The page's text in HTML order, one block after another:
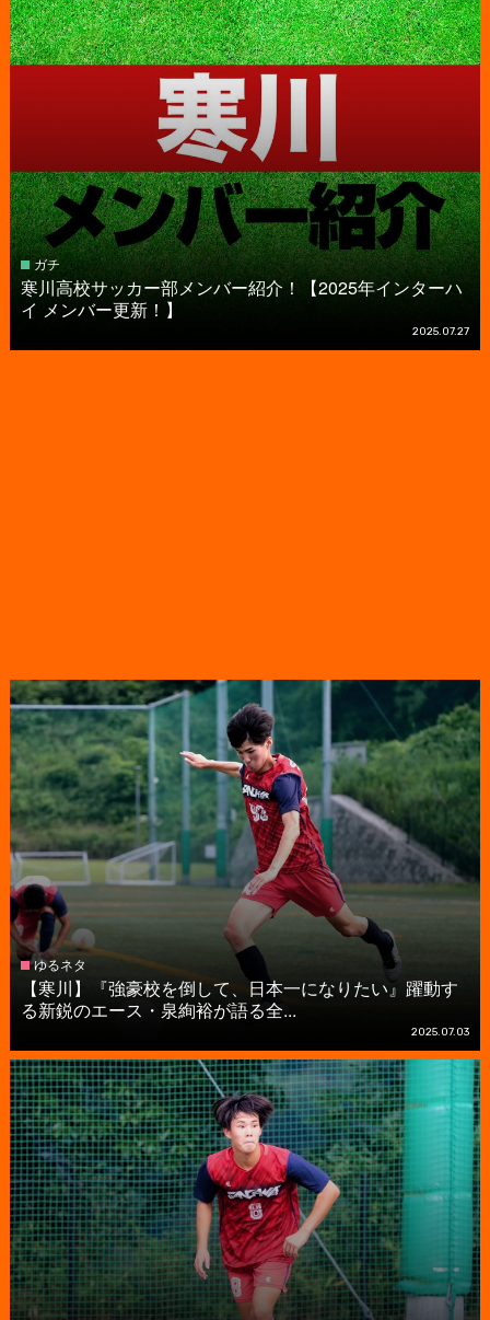
ガチ
寒川高校サッカー部メンバー紹介！【2025年インターハ
イ メンバー更新！】
2025.07.27
ゆるネタ
【寒川】『強豪校を倒して、日本一になりたい』躍動す
る新鋭のエース・泉絢裕が語る全...
2025.07.03